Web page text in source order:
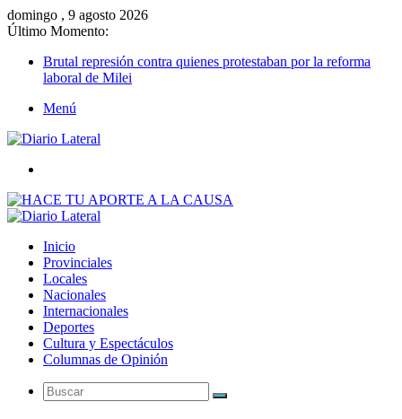
domingo , 9 agosto 2026
Último Momento:
Brutal represión contra quienes protestaban por la reforma
laboral de Milei
Menú
Inicio
Provinciales
Locales
Nacionales
Internacionales
Deportes
Cultura y Espectáculos
Columnas de Opinión
Buscar